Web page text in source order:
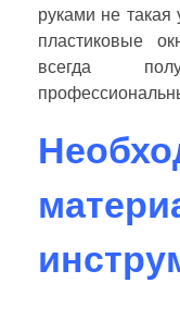
руками не
пластиковые
всегда